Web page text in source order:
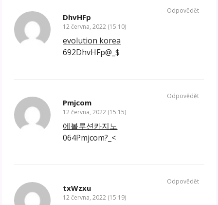
DhvHFp
12 června, 2022 (15:10)
evolution korea
692DhvHFp@_$
Odpovědět
Pmjcom
12 června, 2022 (15:15)
에볼루션카지노
064Pmjcom?_<
Odpovědět
txWzxu
12 června, 2022 (15:19)
Odpovědět